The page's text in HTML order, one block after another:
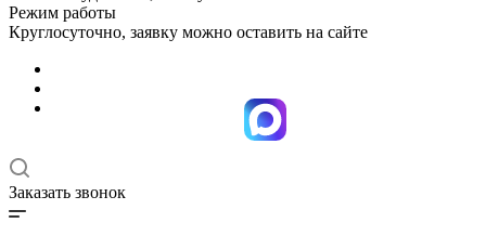
Режим работы
Круглосуточно, заявку можно оставить на сайте
Заказать звонок